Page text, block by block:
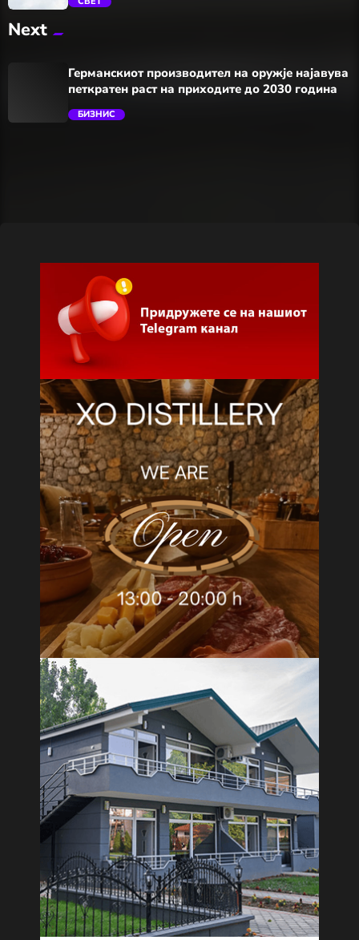
Next
Германскиот производител на оружје најавува
петкратен раст на приходите до 2030 година
БИЗНИС